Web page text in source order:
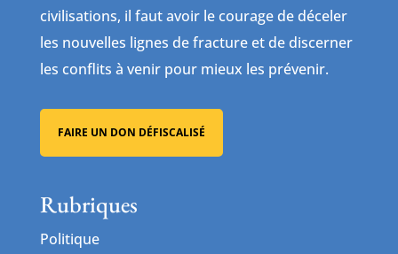
civilisations, il faut avoir le courage de déceler
les nouvelles lignes de fracture et de discerner
les conflits à venir pour mieux les prévenir.
FAIRE UN DON DÉFISCALISÉ
Rubriques
Politique